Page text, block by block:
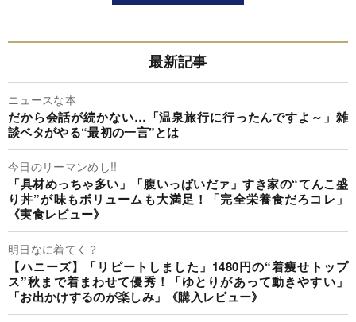
最新記事
ニュースな本
だから会話が続かない…「温泉旅行に行ったんですよ～」雑
談ベタがやる“最初の一言”とは
今日のリーマンめし!!
「具材めっちゃ多い」「腹いっぱいだァ」すき家の“てんこ盛
り丼”が味もボリュームも大満足！「完全栄養食だろコレ」
《実食レビュー》
明日なに着てく？
【ハニーズ】「リピートしました」1480円の“着痩せトップ
ス”秋まで着まわせて優秀！「ゆとりがあって動きやすい」
「お出かけするのが楽しみ」《購入レビュー》